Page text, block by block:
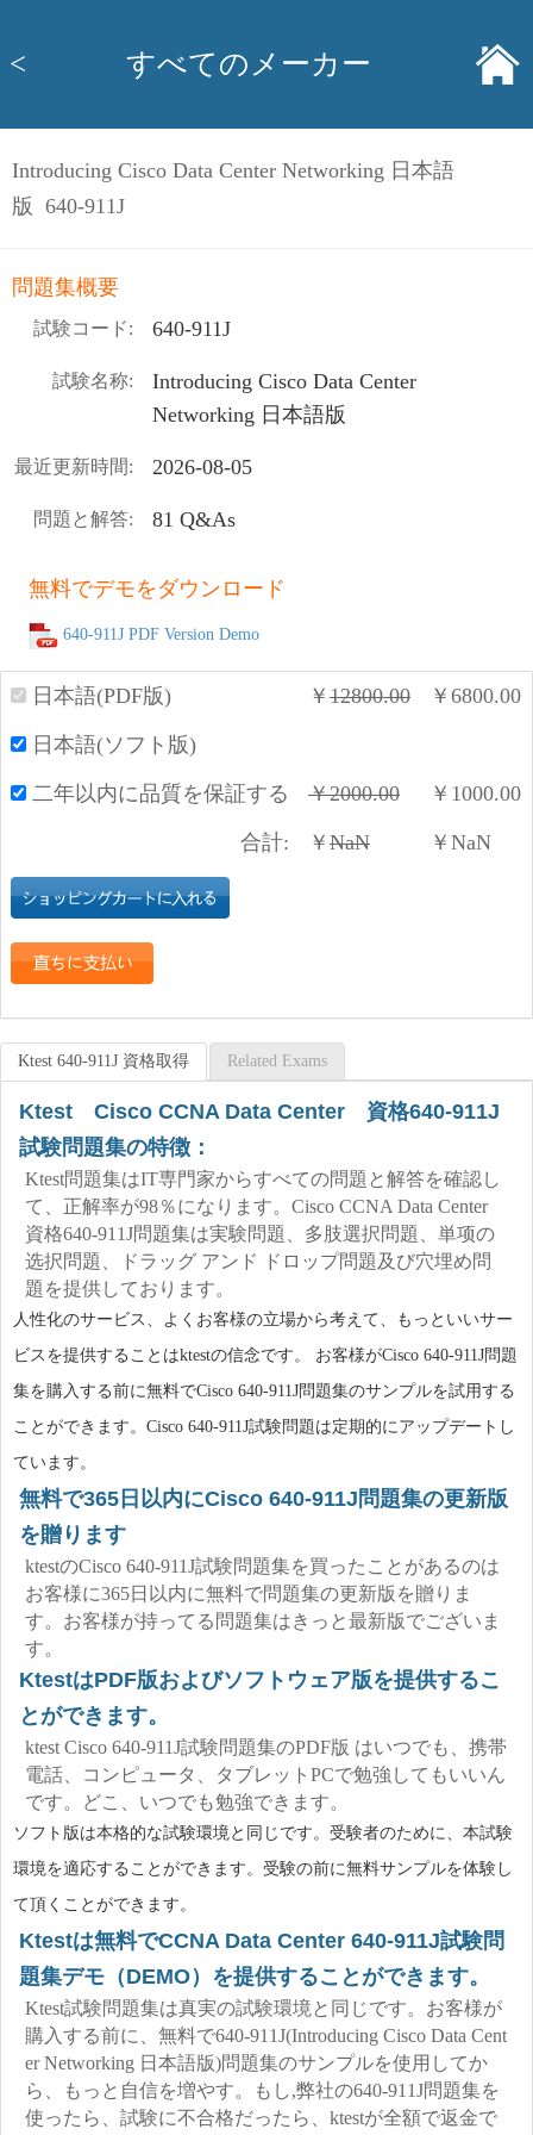
< すべてのメーカー
Introducing Cisco Data Center Networking 日本語
版 640-911J
問題集概要
試験コード: 640-911J
試験名称:
Introducing Cisco Data Center
Networking 日本語版
最近更新時間: 2026-08-05
問題と解答: 81 Q&As
無料でデモをダウンロード
640-911J PDF Version Demo
日本語(PDF版) ￥ 12800.00 ￥ 6800.00
日本語(ソフト版)
二年以内に品質を保証する ￥2000.00 ￥ 1000.00
合計: ￥ NaN ￥ NaN
Ktest 640-911J 資格取得 Related Exams
Ktest Cisco CCNA Data Center 資格640-911J
試験問題集の特徴：
Ktest問題集はIT専門家からすべての問題と解答を確認し
て、正解率が98％になります。Cisco CCNA Data Center
資格640-911J問題集は実験問題、多肢選択問題、単项の
选択問題、ドラッグ アンド ドロップ問題及び穴埋め問
題を提供しております。
人性化のサービス、よくお客様の立場から考えて、もっといいサー
ビスを提供することはktestの信念です。 お客様がCisco 640-911J問題
集を購入する前に無料でCisco 640-911J問題集のサンプルを試用する
ことができます。Cisco 640-911J試験問題は定期的にアップデートし
ています。
無料で365日以内にCisco 640-911J問題集の更新版
を贈ります
ktestのCisco 640-911J試験問題集を買ったことがあるのは
お客様に365日以内に無料で問題集の更新版を贈りま
す。お客様が持ってる問題集はきっと最新版でございま
す。
KtestはPDF版およびソフトウェア版を提供するこ
とができます。
ktest Cisco 640-911J試験問題集のPDF版 はいつでも、携帯
電話、コンピュータ、タブレットPCで勉強してもいいん
です。どこ、いつでも勉強できます。
ソフト版は本格的な試験環境と同じです。受験者のために、本試験
環境を適応することができます。受験の前に無料サンプルを体験し
て頂くことができます。
Ktestは無料でCCNA Data Center 640-911J試験問
題集デモ（DEMO）を提供することができます。
Ktest試験問題集は真実の試験環境と同じです。お客様が
購入する前に、無料で640-911J(Introducing Cisco Data Cent
er Networking 日本語版)問題集のサンプルを使用してか
ら、もっと自信を増やす。もし,弊社の640-911J問題集を
使ったら、試験に不合格だったら、ktestが全額で返金で